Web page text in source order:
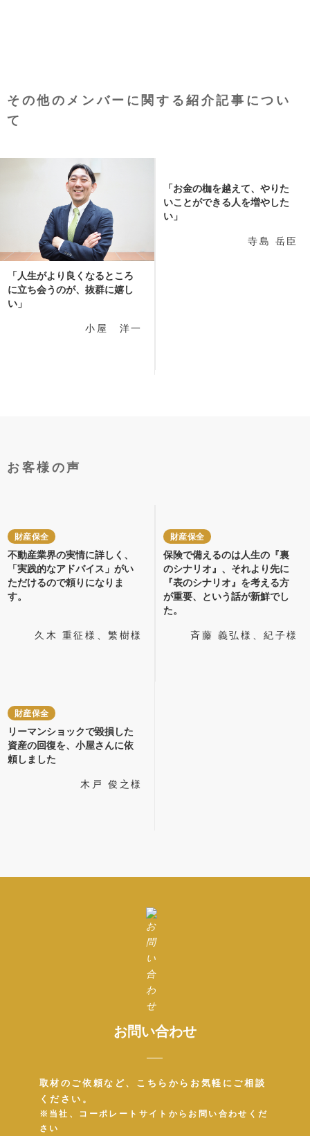
その他のメンバーに関する紹介記事につい
て
「人生がより良くなるところ
に立ち会うのが、抜群に嬉し
い」
小屋 洋一
「お金の枷を越えて、やりた
いことができる人を増やした
い」
寺島 岳臣
お客様の声
財産保全
不動産業界の実情に詳しく、
「実践的なアドバイス」がい
ただけるので頼りになりま
す。
久木 重征様、繁樹様
財産保全
保険で備えるのは人生の『裏
のシナリオ』、それより先に
『表のシナリオ』を考える方
が重要、という話が新鮮でし
た。
斉藤 義弘様、紀子様
財産保全
リーマンショックで毀損した
資産の回復を、小屋さんに依
頼しました
木戸 俊之様
お問い合わせ
取材のご依頼など、こちらからお気軽にご相談
ください。
※当社、コーポレートサイトからお問い合わせくだ
さい